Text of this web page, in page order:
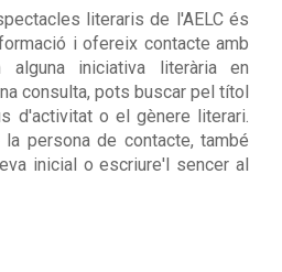
literaris de l'AELC és
i ofereix contacte amb
iniciativa literària en
consulta, pots buscar pel títol
d'activitat o el gènere literari.
persona de contacte, també
inicial o escriure'l sencer al